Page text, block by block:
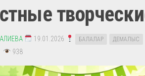
19.01.2026 БАЛАЛАР ДЕМАЛЫС
938